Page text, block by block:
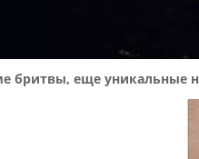
бритвы, еще уникальные